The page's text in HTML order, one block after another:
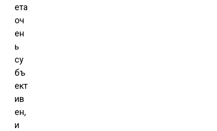
ета
оч
ен
ь
су
бъ
ект
ив
ен,
и